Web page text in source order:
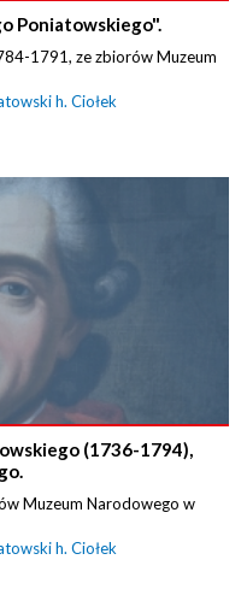
Poniatowskiego".
1791, ze zbiorów Muzeum
h. Ciołek
(1736-1794),
Muzeum Narodowego w
h. Ciołek